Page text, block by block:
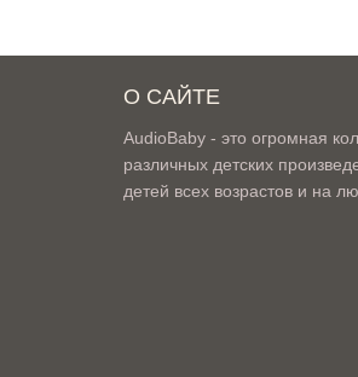
О САЙТЕ
AudioBaby - это огромная
различных детских
детей всех возрастов и на